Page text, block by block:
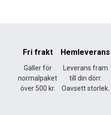
Fri frakt
Gäller för
normalpaket
över 500 kr.
Hemleverans
Leverans fram
till din dörr.
Oavsett storlek.